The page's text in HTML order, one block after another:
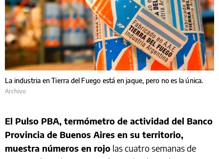
La industria en Tierra del Fuego está en jaque, pero no es la única.
Archivo
El Pulso PBA, termómetro de actividad del Banco
Provincia de Buenos Aires en su territorio,
muestra números en rojo las cuatro semanas de